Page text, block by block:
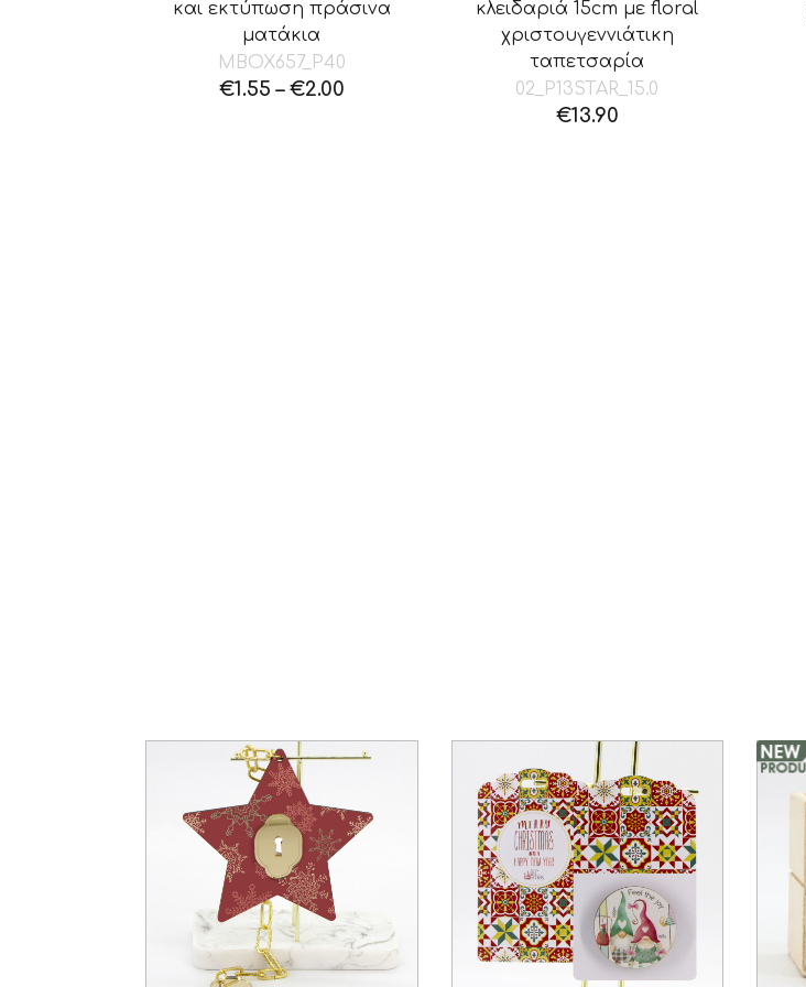
και εκτύπωση πράσινα
ματάκια
MBOX657_P40
€1.55 – €2.00
κλειδαριά 15cm με floral
χριστουγεννιάτικη
ταπετσαρία
02_P13STAR_15.0
€13.90